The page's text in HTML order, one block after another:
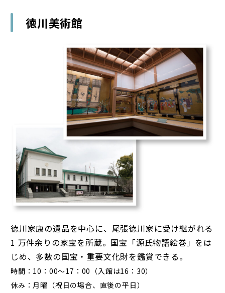
徳川美術館
徳川家康の遺品を中心に、尾張徳川家に受け継がれる
1 万件余りの家宝を所蔵。国宝「源氏物語絵巻」をは
じめ、多数の国宝・重要文化財を鑑賞できる。
時間：10：00～17：00（入館は16：30）
休み：月曜（祝日の場合、直後の平日）